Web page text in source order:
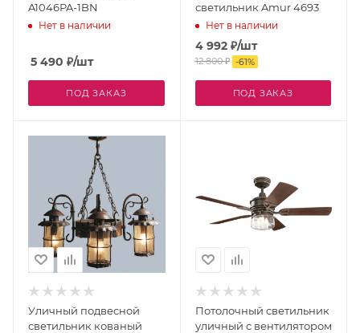
A1046PA-1BN
Нет в наличии
5 490 ₽/шт
ПОД ЗАКАЗ
светильник Amur 4693
Нет в наличии
4 992₽/шт
12 800₽ -61%
ПОД ЗАКАЗ
Уличный подвесной
светильник кованый
Потолочный светильник
уличный с вентилятором